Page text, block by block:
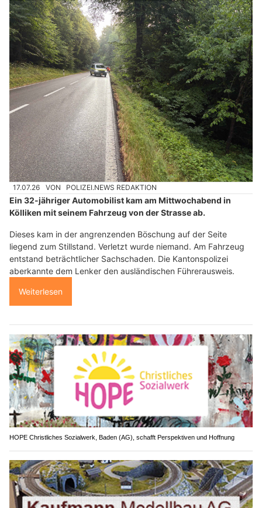
17.07.26 VON POLIZEI.NEWS REDAKTION
Ein 32-jähriger Automobilist kam am Mittwochabend in
Kölliken mit seinem Fahrzeug von der Strasse ab.
Dieses kam in der angrenzenden Böschung auf der Seite
liegend zum Stillstand. Verletzt wurde niemand. Am Fahrzeug
entstand beträchtlicher Sachschaden. Die Kantonspolizei
aberkannte dem Lenker den ausländischen Führerausweis.
Weiterlesen
HOPE Christliches Sozialwerk, Baden (AG), schafft Perspektiven und Hoffnung